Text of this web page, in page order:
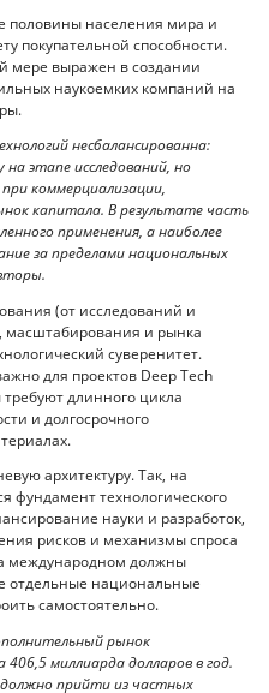
половины населения мира и
покупательной способности.
мере выражен в создании
наукоемких компаний на
несбалансированна:
этапе исследований, но
коммерциализации,
капитала. В результате часть
применения, а наиболее
за пределами национальных
(от исследований и
масштабирования и рынка
суверенитет.
для проектов Deep Tech
требуют длинного цикла
и долгосрочного
архитектуру. Так, на
фундамент технологического
науки и разработок,
рисков и механизмы спроса
международном должны
отдельные национальные
самостоятельно.
рынок
миллиарда долларов в год.
прийти из частных